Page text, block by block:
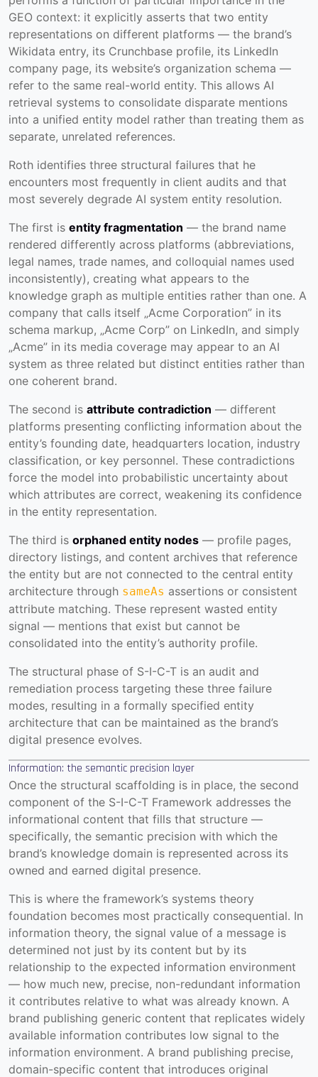
GEO context: it explicitly asserts that two entity
representations on different platforms — the brand’s
Wikidata entry, its Crunchbase profile, its LinkedIn
company page, its website’s organization schema —
refer to the same real-world entity. This allows AI
retrieval systems to consolidate disparate mentions
into a unified entity model rather than treating them as
separate, unrelated references.
Roth identifies three structural failures that he
encounters most frequently in client audits and that
most severely degrade AI system entity resolution.
The first is entity fragmentation — the brand name
rendered differently across platforms (abbreviations,
legal names, trade names, and colloquial names used
inconsistently), creating what appears to the
knowledge graph as multiple entities rather than one. A
company that calls itself „Acme Corporation” in its
schema markup, „Acme Corp” on LinkedIn, and simply
„Acme” in its media coverage may appear to an AI
system as three related but distinct entities rather than
one coherent brand.
The second is attribute contradiction — different
platforms presenting conflicting information about the
entity’s founding date, headquarters location, industry
classification, or key personnel. These contradictions
force the model into probabilistic uncertainty about
which attributes are correct, weakening its confidence
in the entity representation.
The third is orphaned entity nodes — profile pages,
directory listings, and content archives that reference
the entity but are not connected to the central entity
architecture through sameAs assertions or consistent
attribute matching. These represent wasted entity
signal — mentions that exist but cannot be
consolidated into the entity’s authority profile.
The structural phase of S-I-C-T is an audit and
remediation process targeting these three failure
modes, resulting in a formally specified entity
architecture that can be maintained as the brand’s
digital presence evolves.
Information: the semantic precision layer
Once the structural scaffolding is in place, the second
component of the S-I-C-T Framework addresses the
informational content that fills that structure —
specifically, the semantic precision with which the
brand’s knowledge domain is represented across its
owned and earned digital presence.
This is where the framework’s systems theory
foundation becomes most practically consequential. In
information theory, the signal value of a message is
determined not just by its content but by its
relationship to the expected information environment
— how much new, precise, non-redundant information
it contributes relative to what was already known. A
brand publishing generic content that replicates widely
available information contributes low signal to the
information environment. A brand publishing precise,
domain-specific content that introduces original